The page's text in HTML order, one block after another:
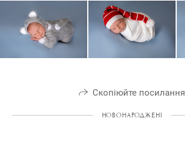
Скопіюйте посилання
НОВОНАРОДЖЕНІ